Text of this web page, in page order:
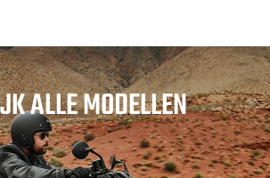
ALLE MODELLEN